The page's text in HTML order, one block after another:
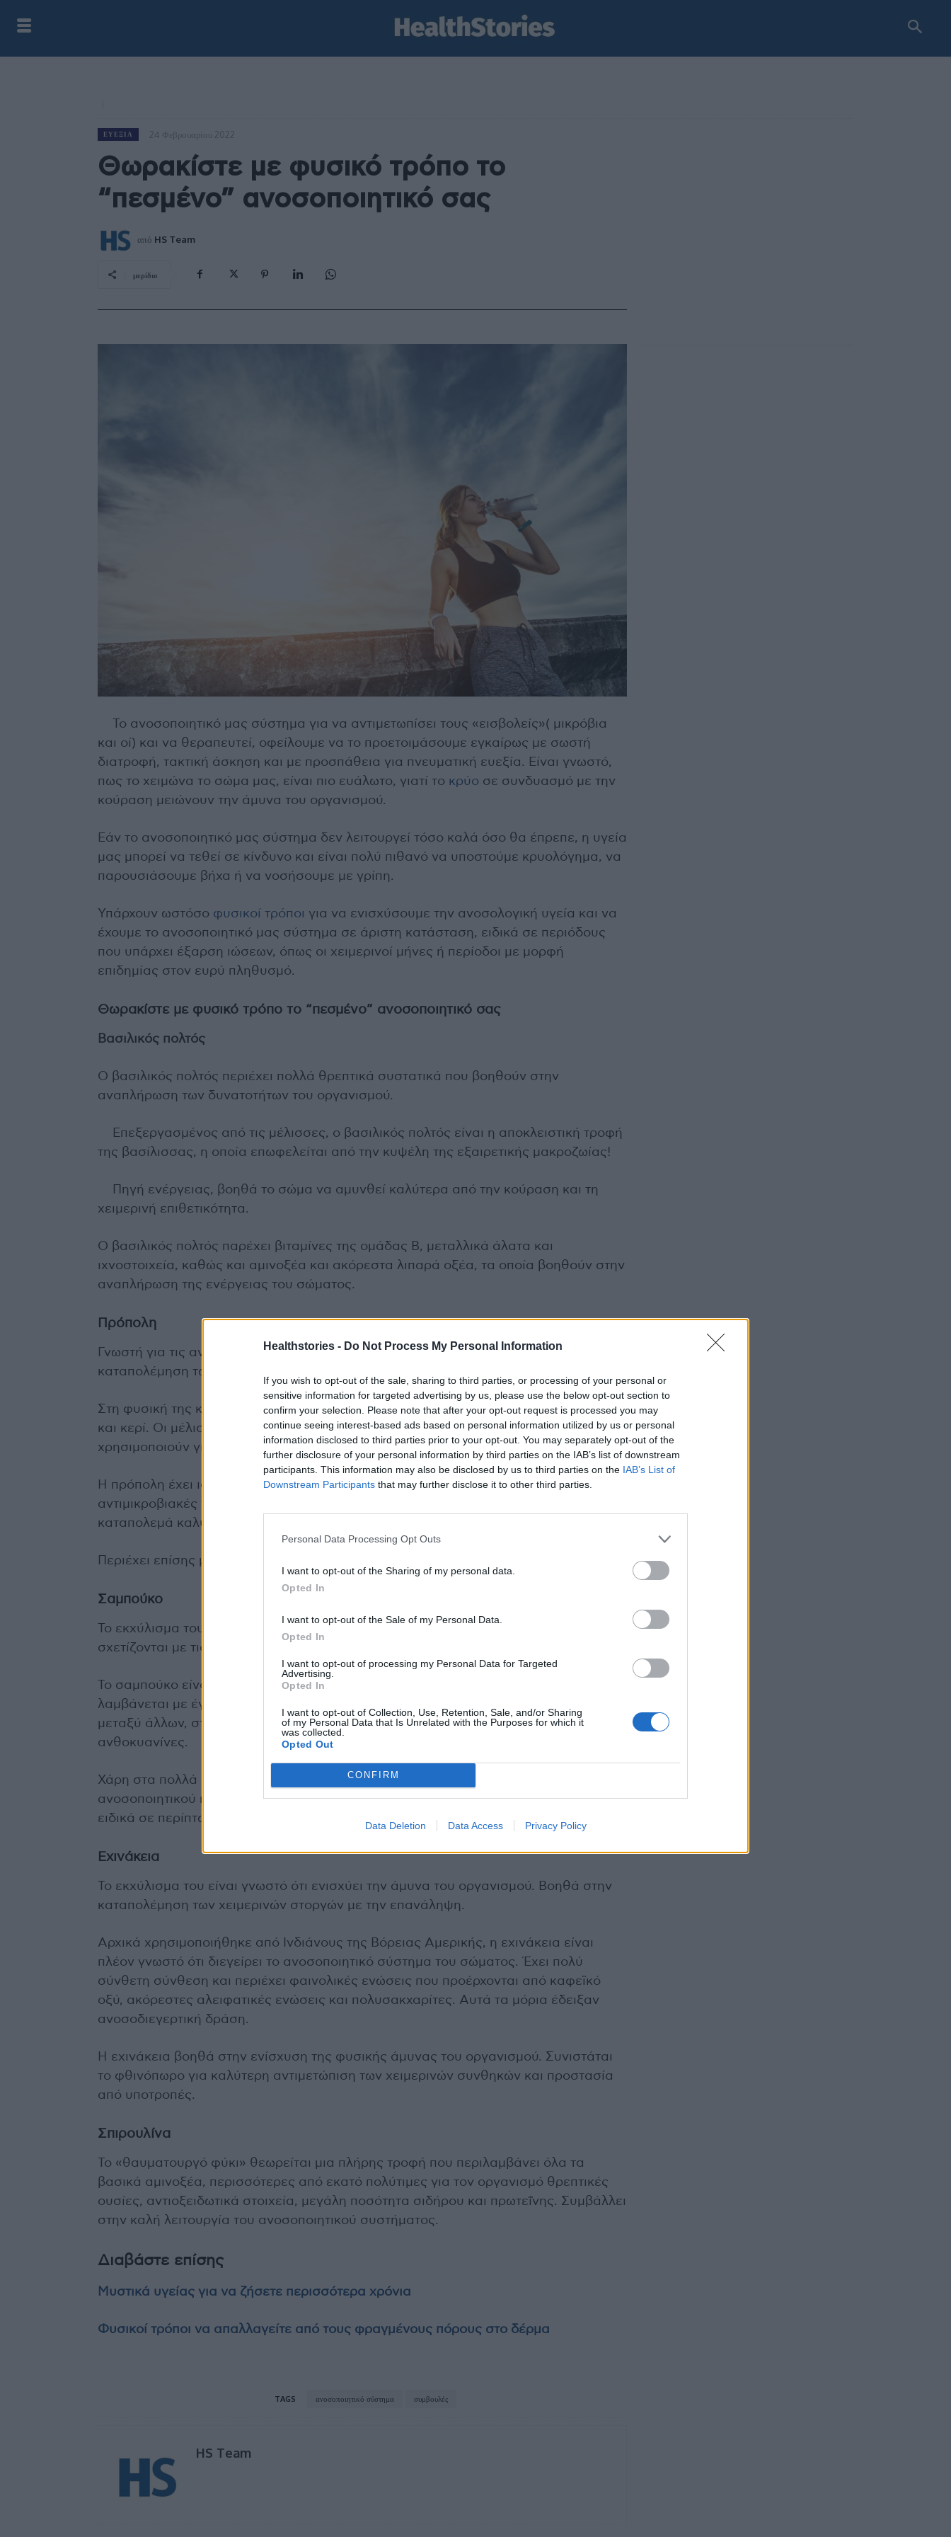
Healthstories - Do Not Process My Personal Information
If you wish to opt-out of the sale, sharing to third parties, or processing of your personal or
sensitive information for targeted advertising by us, please use the below opt-out section to
confirm your selection. Please note that after your opt-out request is processed you may
continue seeing interest-based ads based on personal information utilized by us or personal
information disclosed to third parties prior to your opt-out. You may separately opt-out of the
further disclosure of your personal information by third parties on the IAB’s list of downstream
participants. This information may also be disclosed by us to third parties on the IAB’s List of
Downstream Participants that may further disclose it to other third parties.
Personal Data Processing Opt Outs
I want to opt-out of the Sharing of my personal data.
Opted In
I want to opt-out of the Sale of my Personal Data.
Opted In
I want to opt-out of processing my Personal Data for Targeted
Advertising.
Opted In
I want to opt-out of Collection, Use, Retention, Sale, and/or Sharing
of my Personal Data that Is Unrelated with the Purposes for which it
was collected.
Opted Out
CONFIRM
Data Deletion Data Access Privacy Policy
ΕΥΕΞΊΑ 24 Φεβρουαρίου 2022
Θωρακίστε με φυσικό τρόπο το
“πεσμένο” ανοσοποιητικό σας
από HS Team
μερίδιο
Το ανοσοποιητικό μας σύστημα για να αντιμετωπίσει τους «εισβολείς»( μικρόβια
και οί) και να θεραπευτεί, οφείλουμε να το προετοιμάσουμε εγκαίρως με σωστή
διατροφή, τακτική άσκηση και με προσπάθεια για πνευματική ευεξία. Είναι γνωστό,
πως το χειμώνα το σώμα μας, είναι πιο ευάλωτο, γιατί το κρύο σε συνδυασμό με την
κούραση μειώνουν την άμυνα του οργανισμού.
Εάν το ανοσοποιητικό μας σύστημα δεν λειτουργεί τόσο καλά όσο θα έπρεπε, η υγεία
μας μπορεί να τεθεί σε κίνδυνο και είναι πολύ πιθανό να υποστούμε κρυολόγημα, να
παρουσιάσουμε βήχα ή να νοσήσουμε με γρίπη.
Υπάρχουν ωστόσο φυσικοί τρόποι για να ενισχύσουμε την ανοσολογική υγεία και να
έχουμε το ανοσοποιητικό μας σύστημα σε άριστη κατάσταση, ειδικά σε περιόδους
που υπάρχει έξαρση ιώσεων, όπως οι χειμερινοί μήνες ή περίοδοι με μορφή
επιδημίας στον ευρύ πληθυσμό.
Θωρακίστε με φυσικό τρόπο το “πεσμένο” ανοσοποιητικό σας
Βασιλικός πολτός
Ο βασιλικός πολτός περιέχει πολλά θρεπτικά συστατικά που βοηθούν στην
αναπλήρωση των δυνατοτήτων του οργανισμού.
Επεξεργασμένος από τις μέλισσες, ο βασιλικός πολτός είναι η αποκλειστική τροφή
της βασίλισσας, η οποία επωφελείται από την κυψέλη της εξαιρετικής μακροζωίας!
Πηγή ενέργειας, βοηθά το σώμα να αμυνθεί καλύτερα από την κούραση και τη
χειμερινή επιθετικότητα.
Ο βασιλικός πολτός παρέχει βιταμίνες της ομάδας Β, μεταλλικά άλατα και
ιχνοστοιχεία, καθώς και αμινοξέα και ακόρεστα λιπαρά οξέα, τα οποία βοηθούν στην
αναπλήρωση της ενέργειας του σώματος.
Πρόπολη
Γνωστή για τις αντιμικροβιακές της ιδιότητες, η Πρόπολη βοηθά στην καλύτερη
καταπολέμηση των χειμερινών επιθέσεων.
Στη φυσική της κατάσταση, η πρόπολη είναι μια ουσία που αποτελείται από ρητίνες
και κερί. Οι μέλισσες το αναπτύσσουν από εξίδρωμα οφθαλμών και το
χρησιμοποιούν για να καθαρίσουν και να προστατεύσουν την κυψέλη.
Η πρόπολη έχει ισχυρή φήμη στον τομέα της προστασίας. Είναι γνωστό για τις
αντιμικροβιακές του ιδιότητες που βοηθούν τον ανθρώπινο οργανισμό να
καταπολεμά καλύτερα τις χειμερινές επιθέσεις.
Περιέχει επίσης μεγάλη ποικιλία αμινοξέων, βιταμινών και ιχνοστοιχείων
Σαμπούκο
Το εκχύλισμα του, βοηθά στην καταπολέμηση των αναπνευστικών προβλημάτων που
σχετίζονται με τις χειμερινές συνθήκες
Το σαμπούκο είναι ένα χειμερινό φάρμακο που χρησιμοποιείται παραδοσιακά:
λαμβάνεται με έγχυμα για τη θεραπεία του κρυολογήματος. Οφείλει τις ιδιότητές του,
μεταξύ άλλων, στον εξαιρετικό πλούτο των μούρων πολυφαινόλης, ιδιαίτερα σε
ανθοκυανίνες.
Χάρη στα πολλά συστατικά του, προάγει την παρέμβαση των κυττάρων του
ανοσοποιητικού που συμβάλλουν στον περιορισμό του πολλαπλασιασμού των ιών,
ειδικά σε περίπτωση κρυολογήματος και γρίπης.
Εχινάκεια
Το εκχύλισμα του είναι γνωστό ότι ενισχύει την άμυνα του οργανισμού. Βοηθά στην
καταπολέμηση των χειμερινών στοργών με την επανάληψη.
Αρχικά χρησιμοποιήθηκε από Ινδιάνους της Βόρειας Αμερικής, η εχινάκεια είναι
πλέον γνωστό ότι διεγείρει το ανοσοποιητικό σύστημα του σώματος. Έχει πολύ
σύνθετη σύνθεση και περιέχει φαινολικές ενώσεις που προέρχονται από καφεϊκό
οξύ, ακόρεστες αλειφατικές ενώσεις και πολυσακχαρίτες. Αυτά τα μόρια έδειξαν
ανοσοδιεγερτική δράση.
Η εχινάκεια βοηθά στην ενίσχυση της φυσικής άμυνας του οργανισμού. Συνιστάται
το φθινόπωρο για καλύτερη αντιμετώπιση των χειμερινών συνθηκών και προστασία
από υποτροπές.
Σπιρουλίνα
Το «θαυματουργό φύκι» θεωρείται μια πλήρης τροφή που περιλαμβάνει όλα τα
βασικά αμινοξέα, περισσότερες από εκατό πολύτιμες για τον οργανισμό θρεπτικές
ουσίες, αντιοξειδωτικά στοιχεία, μεγάλη ποσότητα σιδήρου και πρωτεΐνης. Συμβάλλει
στην καλή λειτουργία του ανοσοποιητικού συστήματος.
Διαβάστε επίσης
Μυστικά υγείας για να ζήσετε περισσότερα χρόνια
Φυσικοί τρόποι να απαλλαγείτε από τους φραγμένους πόρους στο δέρμα
TAGS ανοσοποιητικό σύστημα συμβουλές
HS Team